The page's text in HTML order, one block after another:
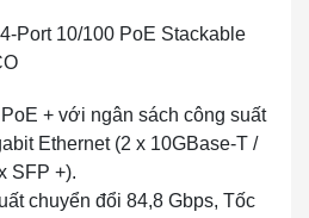
Port 10/100 PoE Stackable
+ với ngân sách công suất
Ethernet (2 x 10GBase-T /
SFP +).
chuyển đổi 84,8 Gbps, Tốc